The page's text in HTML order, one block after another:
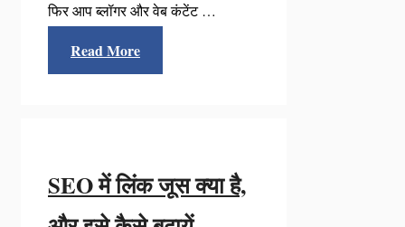
फिर आप ब्लॉगर और वेब कंटेंट …
Read More
SEO में लिंक जूस क्या है,